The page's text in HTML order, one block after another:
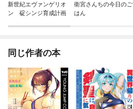
新世紀エヴァンゲリオ
ン 碇シンジ育成計画
衛宮さんちの今日のご
はん
同じ作者の本